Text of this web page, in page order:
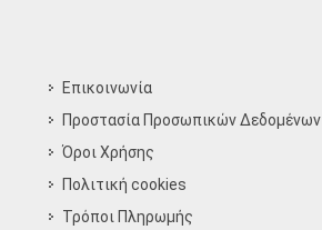
Επικοινωνία
Προστασία Προσωπικών Δεδομένων
Όροι Χρήσης
Πολιτική cookies
Τρόποι Πληρωμής